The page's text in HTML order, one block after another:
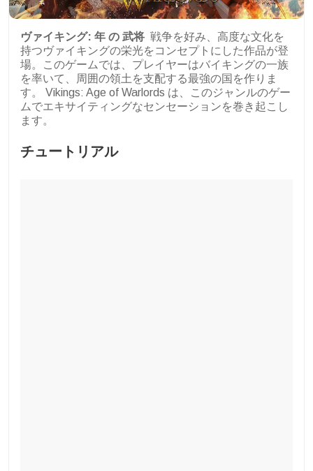
ヴァイキング: 年 の 武将 戦争を好み、高度な文化を
持つヴァイキングの栄光をコンセプトにした作品が登
場。このゲームでは、プレイヤーはバイキングの一族
を率いて、周囲の領土を支配する最強の国を作りま
す。 Vikings: Age of Warlords は、このジャンルのゲー
ムでエキサイティングなセンセーションを巻き起こし
ます。
チュートリアル